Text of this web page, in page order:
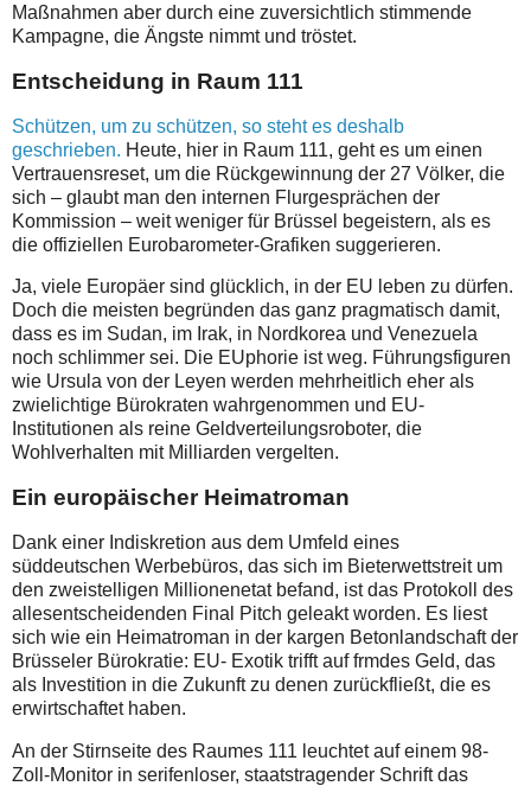
Maßnahmen aber durch eine zuversichtlich stimmende
Kampagne, die Ängste nimmt und tröstet.
Entscheidung in Raum 111
Schützen, um zu schützen, so steht es deshalb
geschrieben. Heute, hier in Raum 111, geht es um einen
Vertrauensreset, um die Rückgewinnung der 27 Völker, die
sich – glaubt man den internen Flurgesprächen der
Kommission – weit weniger für Brüssel begeistern, als es
die offiziellen Eurobarometer-Grafiken suggerieren.
Ja, viele Europäer sind glücklich, in der EU leben zu dürfen.
Doch die meisten begründen das ganz pragmatisch damit,
dass es im Sudan, im Irak, in Nordkorea und Venezuela
noch schlimmer sei. Die EUphorie ist weg. Führungsfiguren
wie Ursula von der Leyen werden mehrheitlich eher als
zwielichtige Bürokraten wahrgenommen und EU-
Institutionen als reine Geldverteilungsroboter, die
Wohlverhalten mit Milliarden vergelten.
Ein europäischer Heimatroman
Dank einer Indiskretion aus dem Umfeld eines
süddeutschen Werbebüros, das sich im Bieterwettstreit um
den zweistelligen Millionenetat befand, ist das Protokoll des
allesentscheidenden Final Pitch geleakt worden. Es liest
sich wie ein Heimatroman in der kargen Betonlandschaft der
Brüsseler Bürokratie: EU- Exotik trifft auf frmdes Geld, das
als Investition in die Zukunft zu denen zurückfließt, die es
erwirtschaftet haben.
An der Stirnseite des Raumes 111 leuchtet auf einem 98-
Zoll-Monitor in serifenloser, staatstragender Schrift das